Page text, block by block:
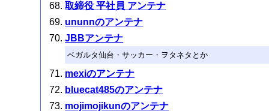
取締役 平社員 アンテナ
ununnのアンテナ
JBBアンテナ
ベガルタ仙台・サッカー・ヲタネタとか
mexiのアンテナ
bluecat485のアンテナ
mojimojikunのアンテナ